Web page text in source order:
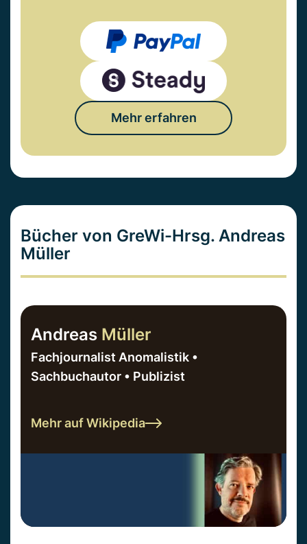
Mehr erfahren
Bücher von GreWi-Hrsg. Andreas
Müller
Andreas Müller
Fachjournalist Anomalistik •
Sachbuchautor • Publizist
Mehr auf Wikipedia